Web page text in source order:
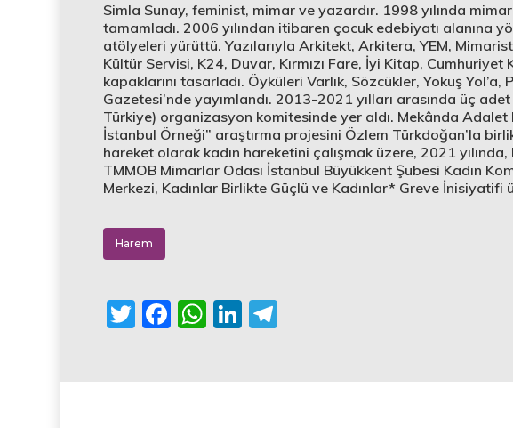
Simla Sunay, feminist, mimar ve yazardır. 1998 yılında
tamamladı. 2006 yılından itibaren çocuk edebiyatı alanına
atölyeleri yürüttü. Yazılarıyla Arkitekt, Arkitera, YEM,
Kültür Servisi, K24, Duvar, Kırmızı Fare, İyi Kitap,
kapaklarını tasarladı. Öyküleri Varlık, Sözcükler, Yokuş
Gazetesi’nde yayımlandı. 2013-2021 yılları arasında üç
Türkiye) organizasyon komitesinde yer aldı. Mekânda
İstanbul Örneği” araştırma projesini Özlem Türkdoğan’la
hareket olarak kadın hareketini çalışmak üzere, 2021
TMMOB Mimarlar Odası İstanbul Büyükkent Şubesi Kadın
Merkezi, Kadınlar Birlikte Güçlü ve Kadınlar* Greve İnisiyatifi
Harem
Twitter
Facebook
WhatsApp
LinkedIn
Telegram